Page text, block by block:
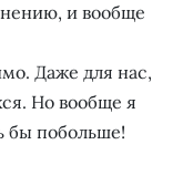
и вообще
Даже для нас,
Но вообще я
бы побольше!